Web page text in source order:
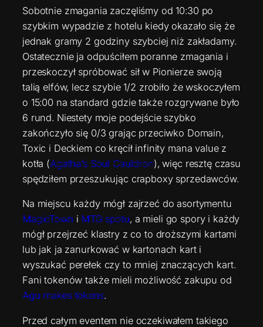
Sobotnie zmagania zaczęliśmy od 10:30 po
szybkim wypadzie z hotelu kiedy okazało się że
jednak gramy 2 godziny szybciej niż zakładamy.
Ostatecznie ja odpuściłem poranne zmagania i
przeskoczył spróbować sił w Pionierze swoją
talią elfów, lecz szybie 1/2 zrobiło że wskoczyłem
o 15:00 na standard gdzie także rozgrywane było
6 rund. Niestety moje podejście szybko
zakończyło się 0/3 grając przeciwko Domain,
Toxic i Deckiem co kręcił infinity mana value z
kotła (Agatha’s Soul Cauldron), więc resztę czasu
spędziłem przeszukując crapboxy sprzedawców.
Na miejscu każdy mógł zajrzeć do asortymentu
MagicTown i MTG spotu, a mieli go spory i każdy
mógł przejrzeć klastry z co to droższymi kartami
lub jak ja zanurkować w kartonach kart i
wyszukać perełek czy to mniej znaczących kart.
Fani tokenów także mieli możliwość zakupu od
Agu makes tokens.
Przed całym eventem nie oczekiwałem takiego